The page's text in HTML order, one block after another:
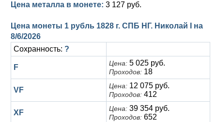
Цена металла в монете: 3 127 руб.
Цена монеты 1 рубль 1828 г. СПБ НГ. Николай I на
8/6/2026
Сохранность: ?
F Цена: 5 025 руб.
Проходов: 18
VF Цена: 12 075 руб.
Проходов: 412
XF Цена: 39 354 руб.
Проходов: 652